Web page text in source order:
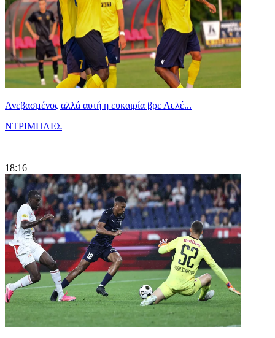
Ανεβασμένος αλλά αυτή η ευκαιρία βρε Λελέ...
ΝΤΡΙΜΠΛΕΣ
|
18:16